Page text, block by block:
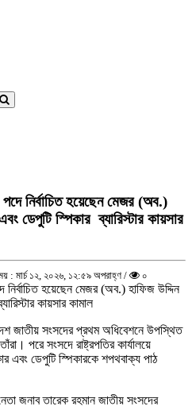
নির্বাচিত হয়েছেন মেজর (অব.)
ডেপুটি স্পিকার ব্যারিস্টার কায়সার
: মার্চ ১২, ২০২৬, ১২:৫৯ অপরাহ্ণ / ০
জাতীয় সংসদের প্রথম অধিবেশনে উপস্থিত
পরে সংসদে রাষ্ট্রপতির কার্যালয়ে
এবং ডেপুটি স্পিকারকে শপথবাক্য পাঠ
জনাব তারেক রহমান জাতীয় সংসদের